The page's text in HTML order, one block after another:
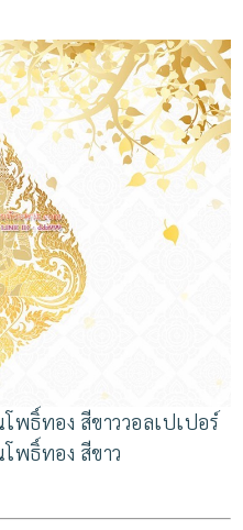
พธิ์ทอง สีขาววอลเปเปอร์
พธิ์ทอง สีขาว